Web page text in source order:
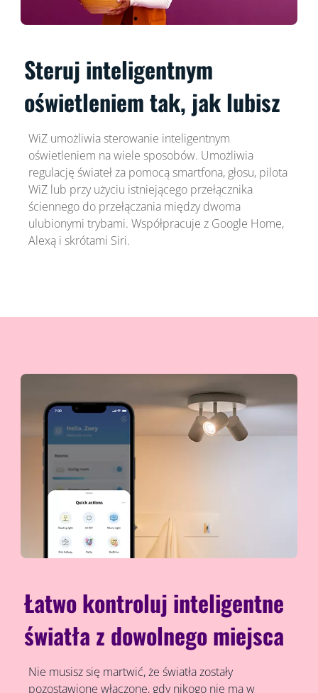
Steruj inteligentnym
oświetleniem tak, jak lubisz
WiZ umożliwia sterowanie inteligentnym
oświetleniem na wiele sposobów. Umożliwia
regulację świateł za pomocą smartfona, głosu, pilota
WiZ lub przy użyciu istniejącego przełącznika
ściennego do przełączania między dwoma
ulubionymi trybami. Współpracuje z Google Home,
Alexą i skrótami Siri.
Łatwo kontroluj inteligentne
światła z dowolnego miejsca
Nie musisz się martwić, że światła zostały
pozostawione włączone, gdy nikogo nie ma w